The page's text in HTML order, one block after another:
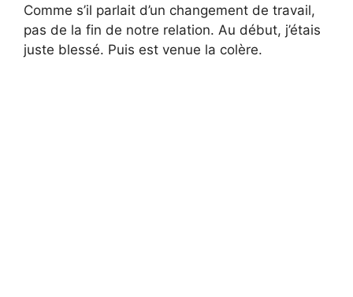
Comme s’il parlait d’un changement de travail,
pas de la fin de notre relation. Au début, j’étais
juste blessé. Puis est venue la colère.